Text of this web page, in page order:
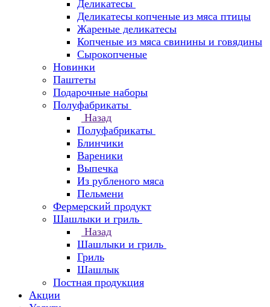
Деликатесы
Деликатесы копченые из мяса птицы
Жареные деликатесы
Копченые из мяса свинины и говядины
Сырокопченые
Новинки
Паштеты
Подарочные наборы
Полуфабрикаты
Назад
Полуфабрикаты
Блинчики
Вареники
Выпечка
Из рубленого мяса
Пельмени
Фермерский продукт
Шашлыки и гриль
Назад
Шашлыки и гриль
Гриль
Шашлык
Постная продукция
Акции